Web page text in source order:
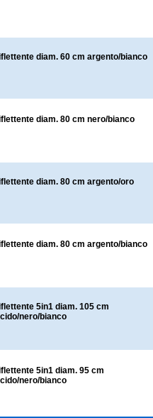
diam. 60 cm argento/bianco
diam. 80 cm nero/bianco
diam. 80 cm argento/oro
diam. 80 cm argento/bianco
5in1 diam. 105 cm
nero/bianco
5in1 diam. 95 cm
nero/bianco